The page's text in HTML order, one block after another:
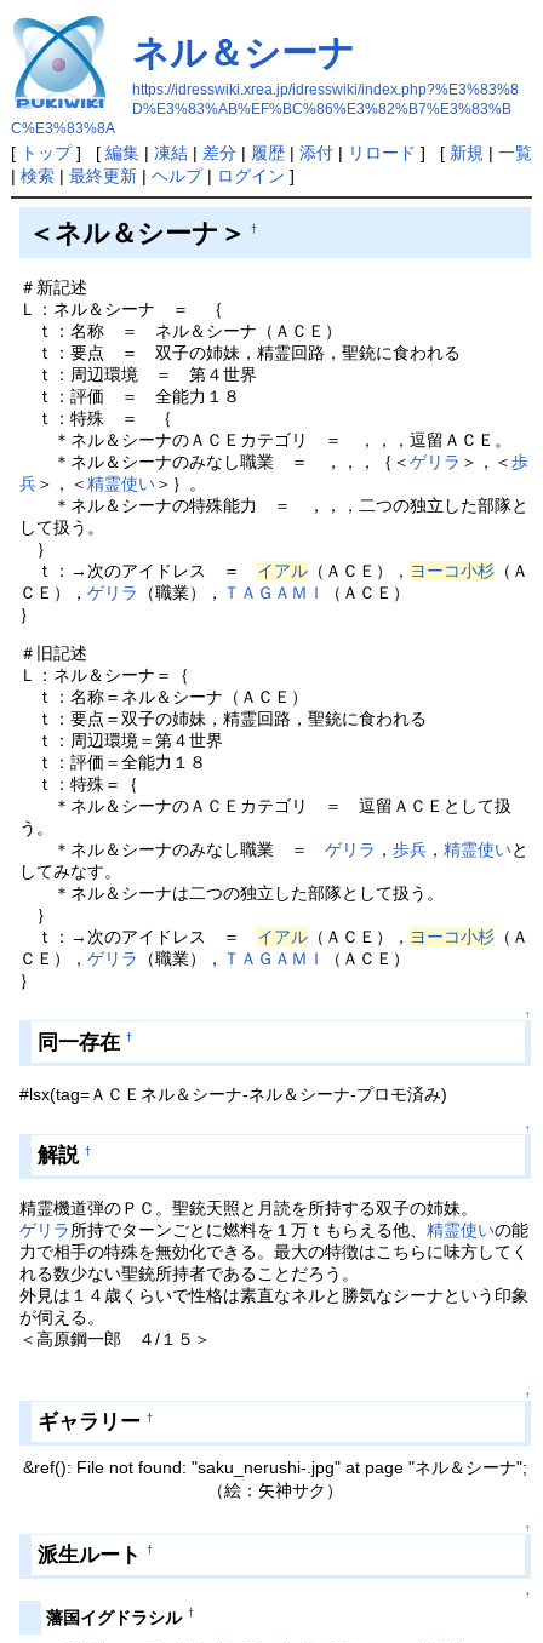
ネル＆シーナ
https://idresswiki.xrea.jp/idresswiki/index.php?%E3%83%8
D%E3%83%AB%EF%BC%86%E3%82%B7%E3%83%B
C%E3%83%8A
[ トップ] [ 編集| 凍結| 差分| 履歴| 添付| リロード ] [ 新規 | 一覧
| 検索| 最終更新| ヘルプ| ログイン ]
＜ネル＆シーナ＞ †
＃新記述
Ｌ：ネル＆シーナ ＝ ｛
ｔ：名称 ＝ ネル＆シーナ（ＡＣＥ）
ｔ：要点 ＝ 双子の姉妹，精霊回路，聖銃に食われる
ｔ：周辺環境 ＝ 第４世界
ｔ：評価 ＝ 全能力１８
ｔ：特殊 ＝ ｛
＊ネル＆シーナのＡＣＥカテゴリ ＝ ，，，逗留ＡＣＥ。
＊ネル＆シーナのみなし職業 ＝ ，，，｛＜ゲリラ ＞，＜歩
兵＞，＜精霊使い＞｝。
＊ネル＆シーナの特殊能力 ＝ ，，，二つの独立した部隊と
して扱う。
｝
ｔ：→次のアイドレス ＝ イアル （ＡＣＥ）， ヨーコ小杉 （Ａ
ＣＥ），ゲリラ （職業）， ＴＡＧＡＭＩ
（ＡＣＥ）
｝
＃旧記述
Ｌ：ネル＆シーナ＝｛
ｔ：名称＝ネル＆シーナ（ＡＣＥ）
ｔ：要点＝双子の姉妹，精霊回路，聖銃に食われる
ｔ：周辺環境＝第４世界
ｔ：評価＝全能力１８
ｔ：特殊＝｛
＊ネル＆シーナのＡＣＥカテゴリ ＝ 逗留ＡＣＥとして扱
う。
＊ネル＆シーナのみなし職業 ＝ゲリラ ，歩兵 ，精霊使いと
してみなす。
＊ネル＆シーナは二つの独立した部隊として扱う。
｝
ｔ：→次のアイドレス ＝ イアル （ＡＣＥ）， ヨーコ小杉 （Ａ
ＣＥ），ゲリラ （職業）， ＴＡＧＡＭＩ
（ＡＣＥ）
｝
↑
同一存在 †
#lsx(tag=ＡＣＥネル＆シーナ-ネル＆シーナ-プロモ済み)
↑
解説 †
精霊機道弾のＰＣ。聖銃天照と月読を所持する双子の姉妹。
ゲリラ所持でターンごとに燃料を１万ｔもらえる他、精霊使いの能
力で相手の特殊を無効化できる。最大の特徴はこちらに味方してく
れる数少ない聖銃所持者であることだろう。
外見は１４歳くらいで性格は素直なネルと勝気なシーナという印象
が伺える。
＜高原鋼一郎 ４/１５＞
↑
ギャラリー †
&ref(): File not found: "saku_nerushi-.jpg" at page "ネル＆シーナ";
（絵：矢神サク）
↑
派生ルート †
↑
藩国イグドラシル †